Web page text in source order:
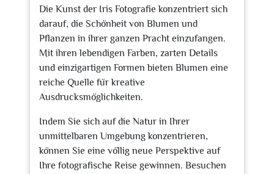
Die Kunst der Iris Fotografie konzentriert sich
darauf, die Schönheit von Blumen und
Pflanzen in ihrer ganzen Pracht einzufangen.
Mit ihren lebendigen Farben, zarten Details
und einzigartigen Formen bieten Blumen eine
reiche Quelle für kreative
Ausdrucksmöglichkeiten.
Indem Sie sich auf die Natur in Ihrer
unmittelbaren Umgebung konzentrieren,
können Sie eine völlig neue Perspektive auf
Ihre fotografische Reise gewinnen. Besuchen